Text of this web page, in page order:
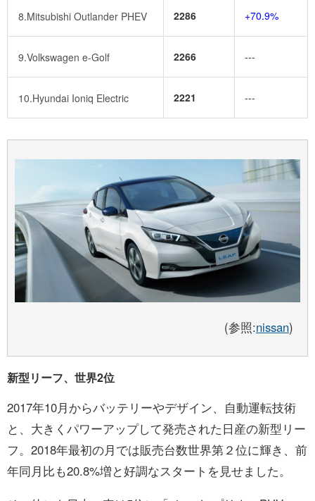
8.Mitsubishi Outlander PHEV 2286 +70.9%
9.Volkswagen e-Golf 2266 ---
10.Hyundai Ioniq Electric 2221 ---
(参照:nissan)
新型リーフ、世界2位
2017年10月からバッテリーやデザイン、自動運転技術
と、大きくパワーアップして発売された日産の新型リー
フ。2018年最初の月では販売台数世界第２位に輝き、前
年同月比も20.8%増と好調なスタートを見せました。